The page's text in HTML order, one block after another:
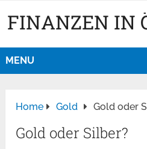
FINANZEN IN
MENU
Home Gold Gold oder
Gold oder Silber?